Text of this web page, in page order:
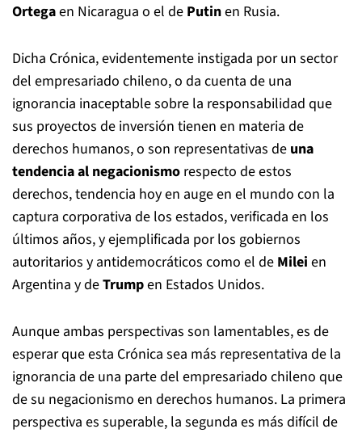
Ortegaen Nicaragua o el de Putinen Rusia.
Dicha Crónica, evidentemente instigada por un sector
del empresariado chileno, o da cuenta de una
ignorancia inaceptable sobre la responsabilidad que
sus proyectos de inversión tienen en materia de
derechos humanos, o son representativas de una
tendencia al negacionismo respecto de estos
derechos, tendencia hoy en auge en el mundo con la
captura corporativa de los estados, verificada en los
últimos años, y ejemplificada por los gobiernos
autoritarios y antidemocráticos como el de Milei en
Argentina y deTrumpen Estados Unidos.
Aunque ambas perspectivas son lamentables, es de
esperar que esta Crónica sea más representativa de la
ignorancia de una parte del empresariado chileno que
de su negacionismo en derechos humanos. La primera
perspectiva es superable, la segunda es más difícil de